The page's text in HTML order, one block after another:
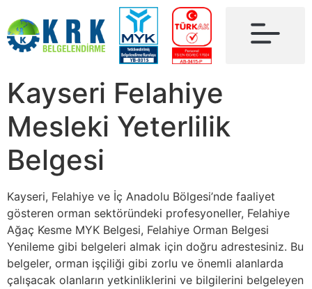
Kayseri Felahiye
Mesleki Yeterlilik
Belgesi
Kayseri, Felahiye ve İç Anadolu Bölgesi’nde faaliyet
gösteren orman sektöründeki profesyoneller, Felahiye
Ağaç Kesme MYK Belgesi, Felahiye Orman Belgesi
Yenileme gibi belgeleri almak için doğru adrestesiniz. Bu
belgeler, orman işçiliği gibi zorlu ve önemli alanlarda
çalışacak olanların yetkinliklerini ve bilgilerini belgeleyen